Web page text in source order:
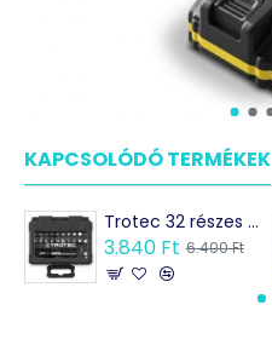
KAPCSOLÓDÓ TERMÉKEK
Trotec 32 részes bitkészlet az akkus fúrókhoz és csavarozókhoz
3.840 Ft 6.400 Ft